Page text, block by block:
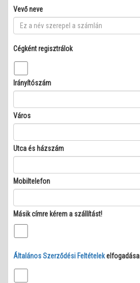
Vevő neve
Cégként regisztrálok
Irányítószám
Város
Utca és házszám
Mobiltelefon
Másik címre kérem a szállítást!
Általános Szerződési Feltételekelfogadása